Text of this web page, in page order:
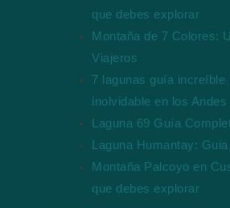
que debes explorar
Montaña de 7 Colores:
Viajeros
7 lagunas guía
inolvidable en los Andes
Laguna 69 Guía
Laguna Humantay:
Montaña Palcoyo en
que debes explorar